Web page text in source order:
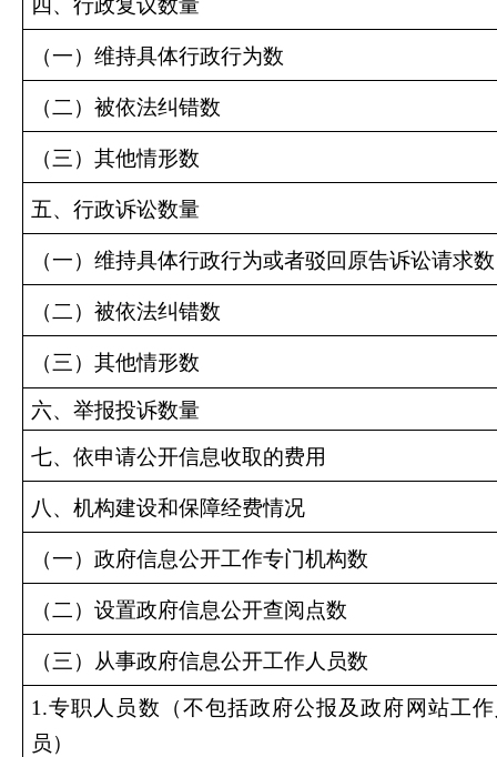
四、行政复议数量
（一）维持具体行政行为数
（二）被依法纠错数
（三）其他情形数
五、行政诉讼数量
（一）维持具体行政行为或者驳回原告诉讼请求数
（二）被依法纠错数
（三）其他情形数
六、举报投诉数量
七、依申请公开信息收取的费用
八、机构建设和保障经费情况
（一）政府信息公开工作专门机构数
（二）设置政府信息公开查阅点数
（三）从事政府信息公开工作人员数
1.专职人员数（不包括政府公报及政府网站工
员）